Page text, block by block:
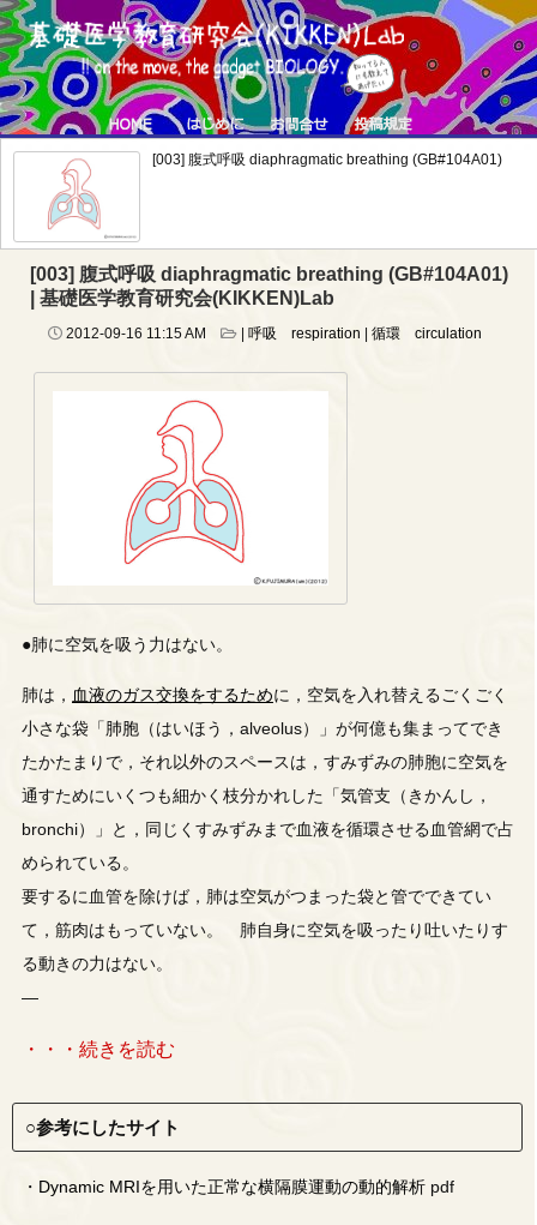
[003] 腹式呼吸 diaphragmatic breathing (GB#104A01)
[003] 腹式呼吸 diaphragmatic breathing (GB#104A01)
| 基礎医学教育研究会(KIKKEN)Lab
2012-09-16 11:15 AM 呼吸 respiration 循環 circulation
●肺に空気を吸う力はない。
肺は， 血液のガス交換をするために，空気を入れ替えるごくごく
小さな袋「肺胞 （はいほう，alveolus）」が何億も集まってでき
たかたまりで，それ以外のスペースは，すみずみの肺胞に空気を
通すためにいくつも細かく枝分かれした「気管支（きかんし，
bronchi）」と，同じくすみずみまで血液を循環させる血管網で占
められている。
要するに血管を除けば，肺は空気がつまった袋と管でできてい
て，筋肉はもっていない。 肺自身に空気を吸ったり吐いたりす
る動きの力はない。
—
・・・続きを読む
○参考にしたサイト
・ Dynamic MRIを用いた正常な横隔膜運動の動的解析 pdf